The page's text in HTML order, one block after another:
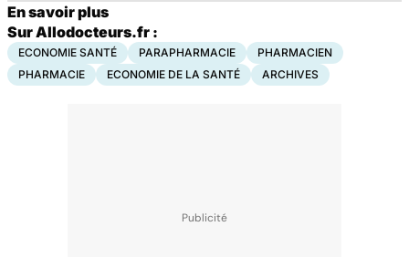
En savoir plus
Sur Allodocteurs.fr :
ECONOMIE SANTÉ PARAPHARMACIE
PHARMACIEN
PHARMACIE
ECONOMIE DE LA SANTÉ ARCHIVES